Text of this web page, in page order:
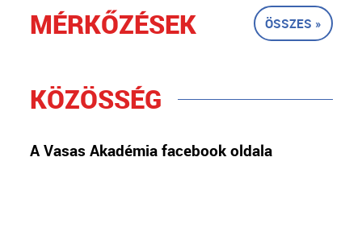
MÉRKŐZÉSEK
ÖSSZES »
KÖZÖSSÉG
A Vasas Akadémia facebook oldala